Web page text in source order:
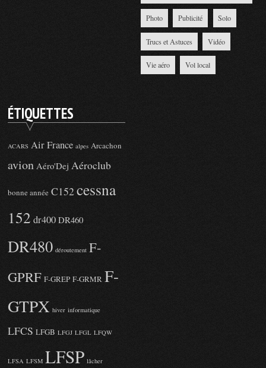
Photo Publicité Solo
Trucs et Astuces Vidéo
Vie aéro Vol local
ÉTIQUETTES
ACARS Air France alpes Arcachon
avion Aéro'Dej Aéroclub
bonne année C152cessna
152 dr400 DR460
DR480 déroutement F-
GPRF F-GREP F-GRMR F-
GTPX hiver informatique
LFCS LFGB LFGJ LFGL LFQW
LFSA LFSM LFSP lâcher